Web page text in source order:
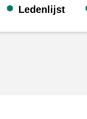
Ledenlijst